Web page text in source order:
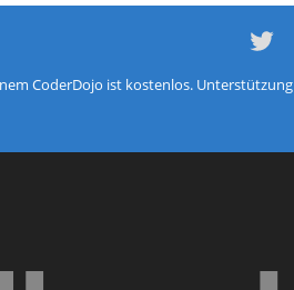
CoderDojo ist kostenlos. Unterstützung